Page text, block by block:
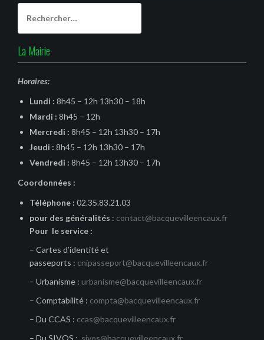
La Mairie
Horaires:
Lundi : 8h45 – 12h 13h30 – 18h
Mardi : 8h45 – 12h
Mercredi : 8h45 – 12h 13h30 – 17h
Jeudi : 8h45 – 12h 13h30 – 17h
Vendredi : 8h45 – 12h 13h30 – 17h
Coordonnées :
Téléphone : 02.35.83.21.03
pour des généralités : contact@bacquevilleencaux.fr
Pour le service :
– Cartes d’identité et
passeports : cnipasseport@bacquevilleencaux.fr
– Urbanisme : urbanisme@bacquevilleencaux.fr
– Comptabilité : compta@bacquevilleencaux.fr
– Du CCAS : ccas@bacquevilleencaux.fr